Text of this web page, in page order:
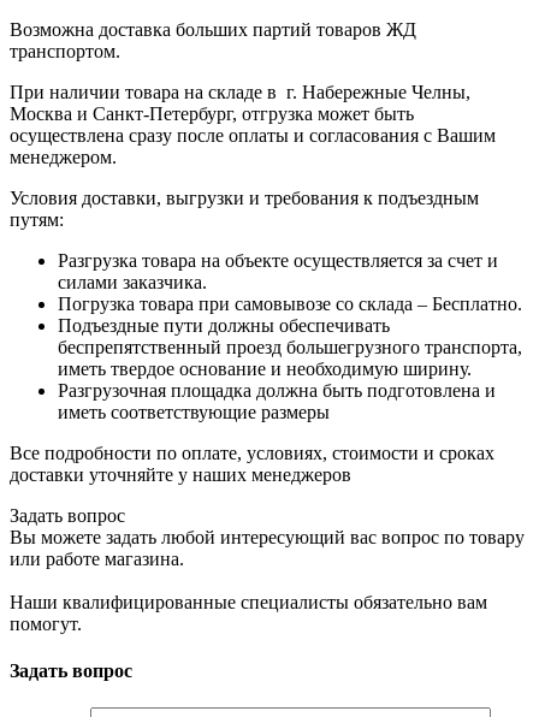
Возможна доставка больших партий товаров ЖД
транспортом.
При наличии товара на складе в г. Набережные Челны,
Москва и Санкт-Петербург, отгрузка может быть
осуществлена сразу после оплаты и согласования с Вашим
менеджером.
Условия доставки, выгрузки и требования к подъездным
путям:
Разгрузка товара на объекте осуществляется за счет и
силами заказчика.
Погрузка товара при самовывозе со склада – Бесплатно.
Подъездные пути должны обеспечивать
беспрепятственный проезд большегрузного транспорта,
иметь твердое основание и необходимую ширину.
Разгрузочная площадка должна быть подготовлена и
иметь соответствующие размеры
Все подробности по оплате, условиях, стоимости и сроках
доставки уточняйте у наших менеджеров
Задать вопрос
Вы можете задать любой интересующий вас вопрос по товару
или работе магазина.
Наши квалифицированные специалисты обязательно вам
помогут.
Задать вопрос